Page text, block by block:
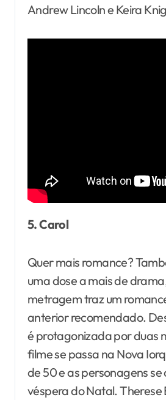
Andrew Lincoln e Keira
5. Carol
Quer mais romance?
uma dose a mais de
metragem traz um
anterior recomendado.
é protagonizada por duas
filme se passa na Nova
de 50 e as personagens
véspera do Natal. Therese